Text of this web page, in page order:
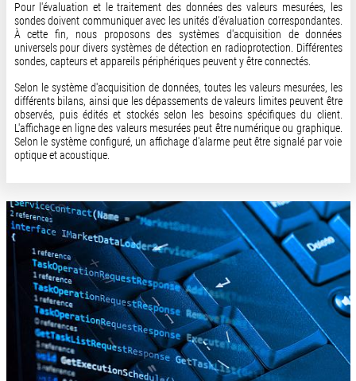
Pour l'évaluation et le traitement des données des valeurs mesurées, les
sondes doivent communiquer avec les unités d'évaluation correspondantes.
À cette fin, nous proposons des systèmes d'acquisition de données
universels pour divers systèmes de détection en radioprotection. Différentes
sondes, capteurs et appareils périphériques peuvent y être connectés.
Selon le système d'acquisition de données, toutes les valeurs mesurées, les
différents bilans, ainsi que les dépassements de valeurs limites peuvent être
observés, puis édités et stockés selon les besoins spécifiques du client.
L'affichage en ligne des valeurs mesurées peut être numérique ou graphique.
Selon le système configuré, un affichage d'alarme peut être signalé par voie
optique et acoustique.